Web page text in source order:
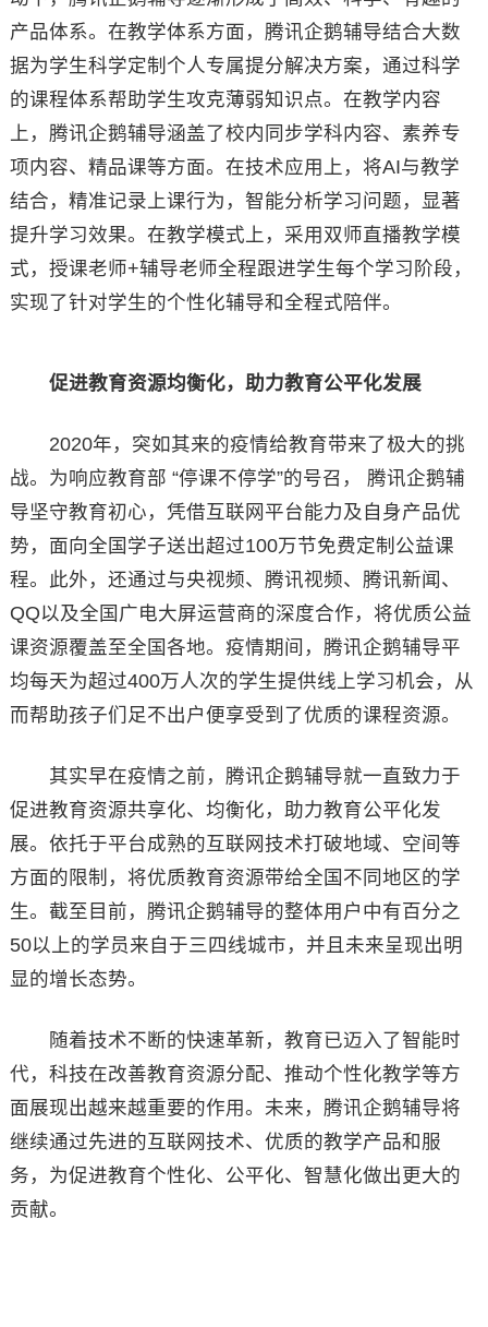
产品体系。在教学体系方面，腾讯企鹅辅导结合大数
据为学生科学定制个人专属提分解决方案，通过科学
的课程体系帮助学生攻克薄弱知识点。在教学内容
上，腾讯企鹅辅导涵盖了校内同步学科内容、素养专
项内容、精品课等方面。在技术应用上，将AI与教学
结合，精准记录上课行为，智能分析学习问题，显著
提升学习效果。在教学模式上，采用双师直播教学模
式，授课老师+辅导老师全程跟进学生每个学习阶段，
实现了针对学生的个性化辅导和全程式陪伴。
促进教育资源均衡化，助力教育公平化发展
2020年，突如其来的疫情给教育带来了极大的挑
战。为响应教育部 “停课不停学”的号召， 腾讯企鹅辅
导坚守教育初心，凭借互联网平台能力及自身产品优
势，面向全国学子送出超过100万节免费定制公益课
程。此外，还通过与央视频、腾讯视频、腾讯新闻、
QQ以及全国广电大屏运营商的深度合作，将优质公益
课资源覆盖至全国各地。疫情期间，腾讯企鹅辅导平
均每天为超过400万人次的学生提供线上学习机会，从
而帮助孩子们足不出户便享受到了优质的课程资源。
其实早在疫情之前，腾讯企鹅辅导就一直致力于
促进教育资源共享化、均衡化，助力教育公平化发
展。依托于平台成熟的互联网技术打破地域、空间等
方面的限制，将优质教育资源带给全国不同地区的学
生。截至目前，腾讯企鹅辅导的整体用户中有百分之
50以上的学员来自于三四线城市，并且未来呈现出明
显的增长态势。
随着技术不断的快速革新，教育已迈入了智能时
代，科技在改善教育资源分配、推动个性化教学等方
面展现出越来越重要的作用。未来，腾讯企鹅辅导将
继续通过先进的互联网技术、优质的教学产品和服
务，为促进教育个性化、公平化、智慧化做出更大的
贡献。